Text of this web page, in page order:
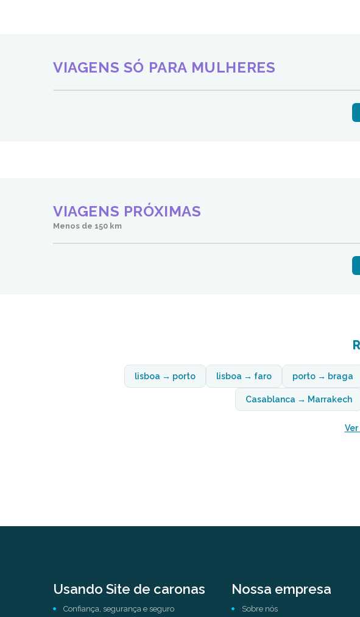
VIAGENS SÓ PARA MULHERES
VIAGENS PRÓXIMAS
Menos de 150 km
lisboa → porto lisboa → faro porto → braga
Casablanca → Marrakech
Usando Site de caronas
Confiança, segurança e seguro
Nossa empresa
Sobre nós